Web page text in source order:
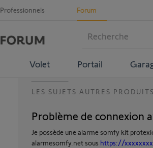
Professionnels Forum
Volet Portail
LES SUJETS AUTRES PRODUITS
Problème de connexion
Je possède une alarme somfy kit
alarmesomfy.net sous https://